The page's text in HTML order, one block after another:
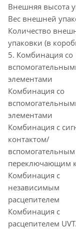
Внешняя высота
Вес внешней
Количество
упаковки (в
5. Комбинация со
элементами
Комбинация со
элементами
Комбинация с
контактом/
вспомогательным
переключающим
Комбинация с
независимым
расцепителем
Комбинация с
расцепителем